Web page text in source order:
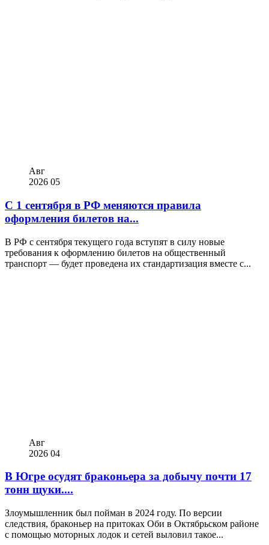
Авг
2026 05
С 1 сентября в РФ меняются правила
оформления билетов на...
В РФ с сентября текущего года вступят в силу новые
требования к оформлению билетов на общественный
транспорт — будет проведена их стандартизация вместе с...
Авг
2026 04
В Югре осудят браконьера за добычу почти 17
тонн щуки....
Злоумышленник был пойман в 2024 году. По версии
следствия, браконьер на притоках Оби в Октябрьском районе
с помощью моторных лодок и сетей выловил такое...